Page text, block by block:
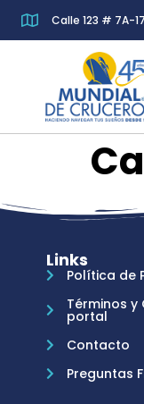
Calle 123 # 7A-
Links
Política de
Términos y
portal
Contacto
Preguntas